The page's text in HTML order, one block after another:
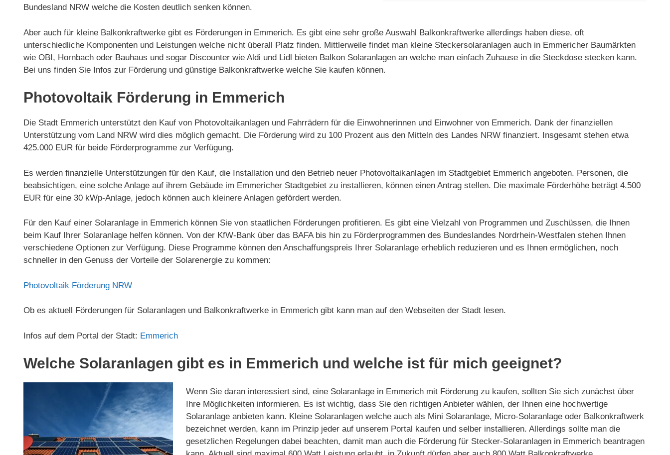
Bundesland NRW welche die Kosten deutlich senken können.
Aber auch für kleine Balkonkraftwerke gibt es Förderungen in Emmerich. Es gibt eine sehr große Auswahl Balkonkraftwerke allerdings haben diese, oft
unterschiedliche Komponenten und Leistungen welche nicht überall Platz finden. Mittlerweile findet man kleine Steckersolaranlagen auch in Emmericher Baumärkten
wie OBI, Hornbach oder Bauhaus und sogar Discounter wie Aldi und Lidl bieten Balkon Solaranlagen an welche man einfach Zuhause in die Steckdose stecken kann.
Bei uns finden Sie Infos zur Förderung und günstige Balkonkraftwerke welche Sie kaufen können.
Photovoltaik Förderung in Emmerich
Die Stadt Emmerich unterstützt den Kauf von Photovoltaikanlagen und Fahrrädern für die Einwohnerinnen und Einwohner von Emmerich. Dank der finanziellen
Unterstützung vom Land NRW wird dies möglich gemacht. Die Förderung wird zu 100 Prozent aus den Mitteln des Landes NRW finanziert. Insgesamt stehen etwa
425.000 EUR für beide Förderprogramme zur Verfügung.
Es werden finanzielle Unterstützungen für den Kauf, die Installation und den Betrieb neuer Photovoltaikanlagen im Stadtgebiet Emmerich angeboten. Personen, die
beabsichtigen, eine solche Anlage auf ihrem Gebäude im Emmericher Stadtgebiet zu installieren, können einen Antrag stellen. Die maximale Förderhöhe beträgt 4.500
EUR für eine 30 kWp-Anlage, jedoch können auch kleinere Anlagen gefördert werden.
Für den Kauf einer Solaranlage in Emmerich können Sie von staatlichen Förderungen profitieren. Es gibt eine Vielzahl von Programmen und Zuschüssen, die Ihnen
beim Kauf Ihrer Solaranlage helfen können. Von der KfW-Bank über das BAFA bis hin zu Förderprogrammen des Bundeslandes Nordrhein-Westfalen stehen Ihnen
verschiedene Optionen zur Verfügung. Diese Programme können den Anschaffungspreis Ihrer Solaranlage erheblich reduzieren und es Ihnen ermöglichen, noch
schneller in den Genuss der Vorteile der Solarenergie zu kommen:
Photovoltaik Förderung NRW
Ob es aktuell Förderungen für Solaranlagen und Balkonkraftwerke in Emmerich gibt kann man auf den Webseiten der Stadt lesen.
Infos auf dem Portal der Stadt: Emmerich
Welche Solaranlagen gibt es in Emmerich und welche ist für mich geeignet?
Wenn Sie daran interessiert sind, eine Solaranlage in Emmerich mit Förderung zu kaufen, sollten Sie sich zunächst über
Ihre Möglichkeiten informieren. Es ist wichtig, dass Sie den richtigen Anbieter wählen, der Ihnen eine hochwertige
Solaranlage anbieten kann. Kleine Solaranlagen welche auch als Mini Solaranlage, Micro-Solaranlage oder Balkonkraftwerk
bezeichnet werden, kann im Prinzip jeder auf unserem Portal kaufen und selber installieren. Allerdings sollte man die
gesetzlichen Regelungen dabei beachten, damit man auch die Förderung für Stecker-Solaranlagen in Emmerich beantragen